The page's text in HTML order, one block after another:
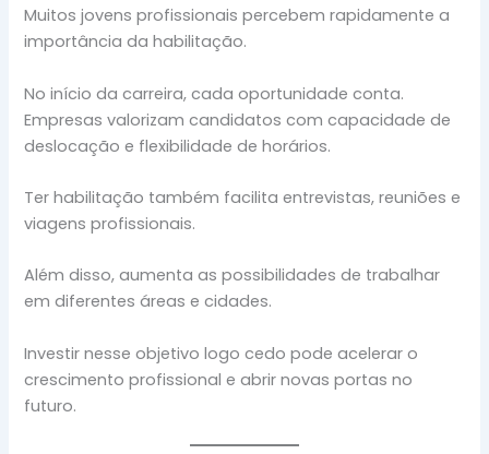
Muitos jovens profissionais percebem rapidamente a
importância da habilitação.
No início da carreira, cada oportunidade conta.
Empresas valorizam candidatos com capacidade de
deslocação e flexibilidade de horários.
Ter habilitação também facilita entrevistas, reuniões e
viagens profissionais.
Além disso, aumenta as possibilidades de trabalhar
em diferentes áreas e cidades.
Investir nesse objetivo logo cedo pode acelerar o
crescimento profissional e abrir novas portas no
futuro.